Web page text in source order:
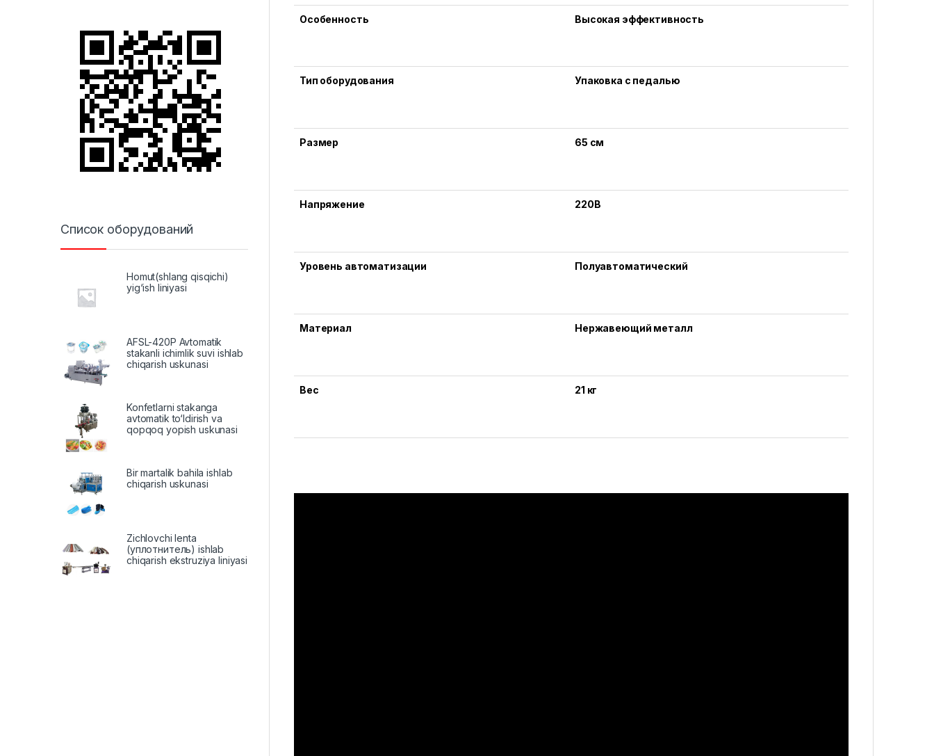
Особенность Высокая эффективность
Тип оборудования Упаковка с педалью
Размер 65 см
Напряжение 220В
Уровень автоматизации Полуавтоматический
Материал Нержавеющий металл
Вес 21 кг
Список оборудований
Homut(shlang qisqichi)
yig‘ish liniyasi
AFSL-420P Avtomatik
stakanli ichimlik suvi ishlab
chiqarish uskunasi
Konfetlarni stakanga
avtomatik to‘ldirish va
qopqoq yopish uskunasi
Bir martalik bahila ishlab
chiqarish uskunasi
Zichlovchi lenta
(уплотнитель) ishlab
chiqarish ekstruziya liniyasi